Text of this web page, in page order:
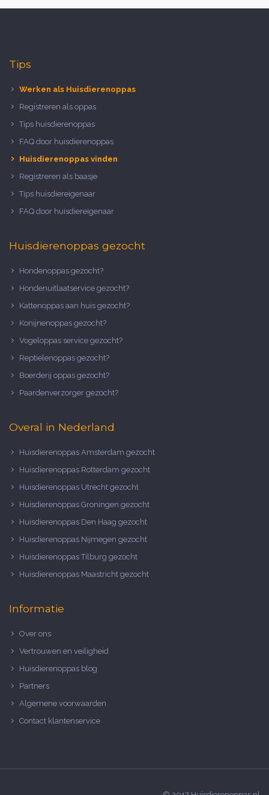
Tips
Werken als Huisdierenoppas
Registreren als oppas
Tips huisdierenoppas
FAQ door huisdierenoppas
Huisdierenoppas vinden
Registreren als baasje
Tips huisdiereigenaar
FAQ door huisdiereigenaar
Huisdierenoppas gezocht
Hondenoppas gezocht?
Hondenuitlaatservice gezocht?
Kattenoppas aan huis gezocht?
Konijnenoppas gezocht?
Vogeloppas service gezocht?
Reptielenoppas gezocht?
Boerderij oppas gezocht?
Paardenverzorger gezocht?
Overal in Nederland
Huisdierenoppas Amsterdam gezocht
Huisdierenoppas Rotterdam gezocht
Huisdierenoppas Utrecht gezocht
Huisdierenoppas Groningen gezocht
Huisdierenoppas Den Haag gezocht
Huisdierenoppas Nijmegen gezocht
Huisdierenoppas Tilburg gezocht
Huisdierenoppas Maastricht gezocht
Informatie
Over ons
Vertrouwen en veiligheid
Huisdierenoppas blog
Partners
Algemene voorwaarden
Contact klantenservice